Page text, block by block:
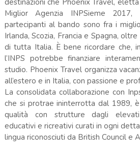
destinazioni che Phoenix Travel,
Miglior Agenzia INPSieme
partecipanti al bando sono fra i
Irlanda, Scozia, Francia e Spagna,
di tutta Italia. È bene ricordare che,
l’INPS potrebbe finanziare
studio. Phoenix Travel organizza
all’estero e in Italia, con passione e
La consolidata collaborazione con
che si protrae ininterrotta dal 1989,
qualità con strutture dagli elevati
educativi e ricreativi curati in ogni
lingua riconosciuti da British Council e